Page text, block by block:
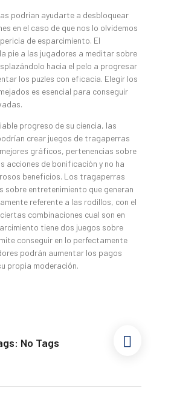
podrían ayudarte a desbloquear
en el caso de que nos lo olvidemos
de esparcimiento. El
pie a las jugadores a meditar sobre
hacia el pelo a progresar
los puzles con eficacia. Elegir los
es esencial para conseguir
progreso de su ciencia, las
crear juegos de tragaperras
gráficos, pertenencias sobre
acciones de bonificación y no ha
beneficios. Los tragaperras
sobre entretenimiento que generan
referente a las rodillos, con el
combinaciones cual son en
tiene dos juegos sobre
conseguir en lo perfectamente
podrán aumentar los pagos
propia moderación.
No Tags